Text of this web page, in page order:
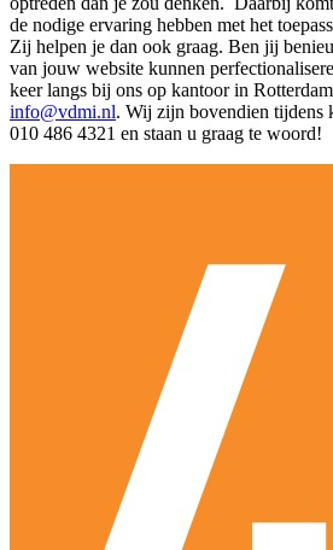
de nodige ervaring hebben met het
Zij helpen je dan ook graag. Ben jij
van jouw website kunnen
keer langs bij ons op kantoor in
info@vdmi.nl. Wij zijn bovendien tijdens
010 486 4321 en staan u graag te woord!